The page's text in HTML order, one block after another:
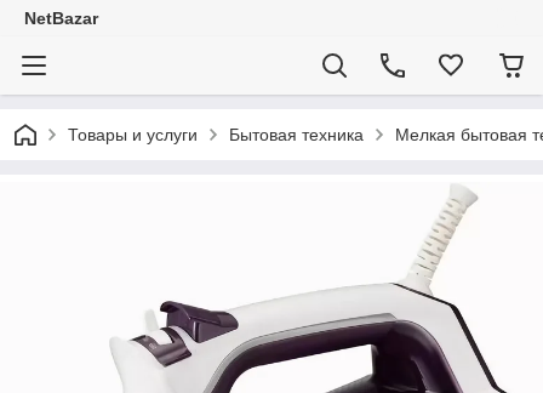
NetBazar
Товары и услуги Бытовая техника Мелкая бытовая